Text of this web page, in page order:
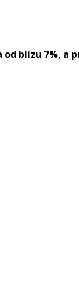
blizu 7%,